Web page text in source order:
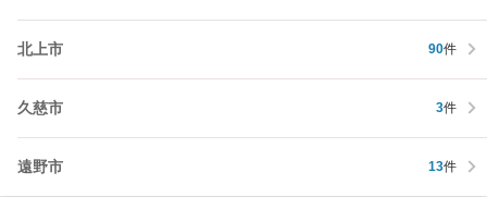
北上市 90件
久慈市 3件
遠野市 13件